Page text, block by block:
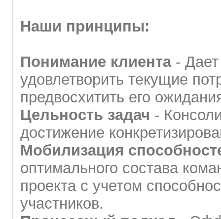
Наши принципы:
Понимание клиента- Дает
удовлетворить текущие
предвосхитить его
Цельность задач -
достижение
Мобилизация
оптимального состава
проекта с учетом
участников.